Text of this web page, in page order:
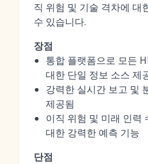
직 위험 및 기술 격차에 대
수 있습니다.
장점
통합 플랫폼으로 모든
대한 단일 정보 소스 제
강력한 실시간 보고 및
제공됨
이직 위험 및 미래 인력
대한 강력한 예측 기능
단점